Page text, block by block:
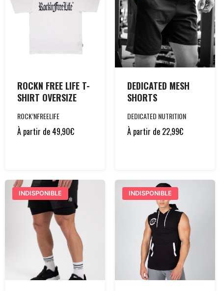
ROCKN FREE LIFE T-
SHIRT OVERSIZE
ROCK’NFREELIFE
À partir de 49,90€
DEDICATED MESH
SHORTS
DEDICATED NUTRITION
À partir de 22,99€
INDISPONIBLE INDISPONIBLE